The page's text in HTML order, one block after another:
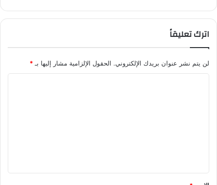
ل
ن
ذ
ر
اترك تعليقاً
لن يتم نشر عنوان بريدك الإلكتروني. الحقول الإلزامية مشار إليها بـ *
*